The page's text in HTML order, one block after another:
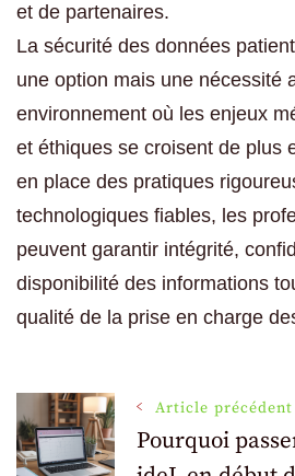
et de partenaires.
La sécurité des données
une option mais une nécessité
environnement où les enjeux
et éthiques se croisent de plus
en place des pratiques
technologiques fiables, les
peuvent garantir intégrité,
disponibilité des informations
qualité de la prise en charge
NavigationArticle précédent
Pourquoi